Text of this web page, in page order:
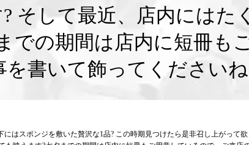
そして最近、店内にはた
での期間は店内に短冊も
書いて飾ってくださいね
はスポンジを敷いた贅沢な1品? この時期見つけたら是非召し上がって